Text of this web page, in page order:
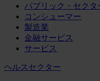
パブリック・セクタ
コンシューマー
製造業
金融サービス
サービス
ヘルスセクター